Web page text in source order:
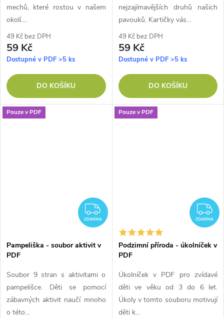
mechů, které rostou v našem
okolí.…
49 Kč bez DPH
59 Kč
Dostupné v PDF >5 ks
DO KOŠÍKU
nejzajímavějších druhů našich
pavouků. Kartičky vás…
49 Kč bez DPH
59 Kč
Dostupné v PDF >5 ks
DO KOŠÍKU
Pouze v PDF
ZDARMA
ZDARMA
Pampeliška - soubor aktivit v
PDF
Soubor 9 stran s aktivitami o
pampelišce. Děti se pomocí
zábavných aktivit naučí mnoho
o této…
Pouze v PDF
ZDARMA
Podzimní příroda - úkolníček v
PDF
Úkolníček v PDF pro zvídavé
děti ve věku od 3 do 6 let.
Úkoly v tomto souboru motivují
děti k…